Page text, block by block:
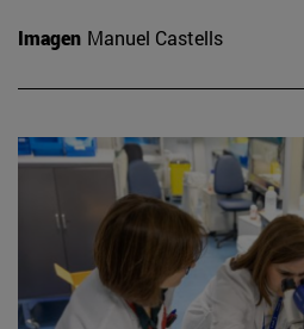
Imagen Manuel Castells